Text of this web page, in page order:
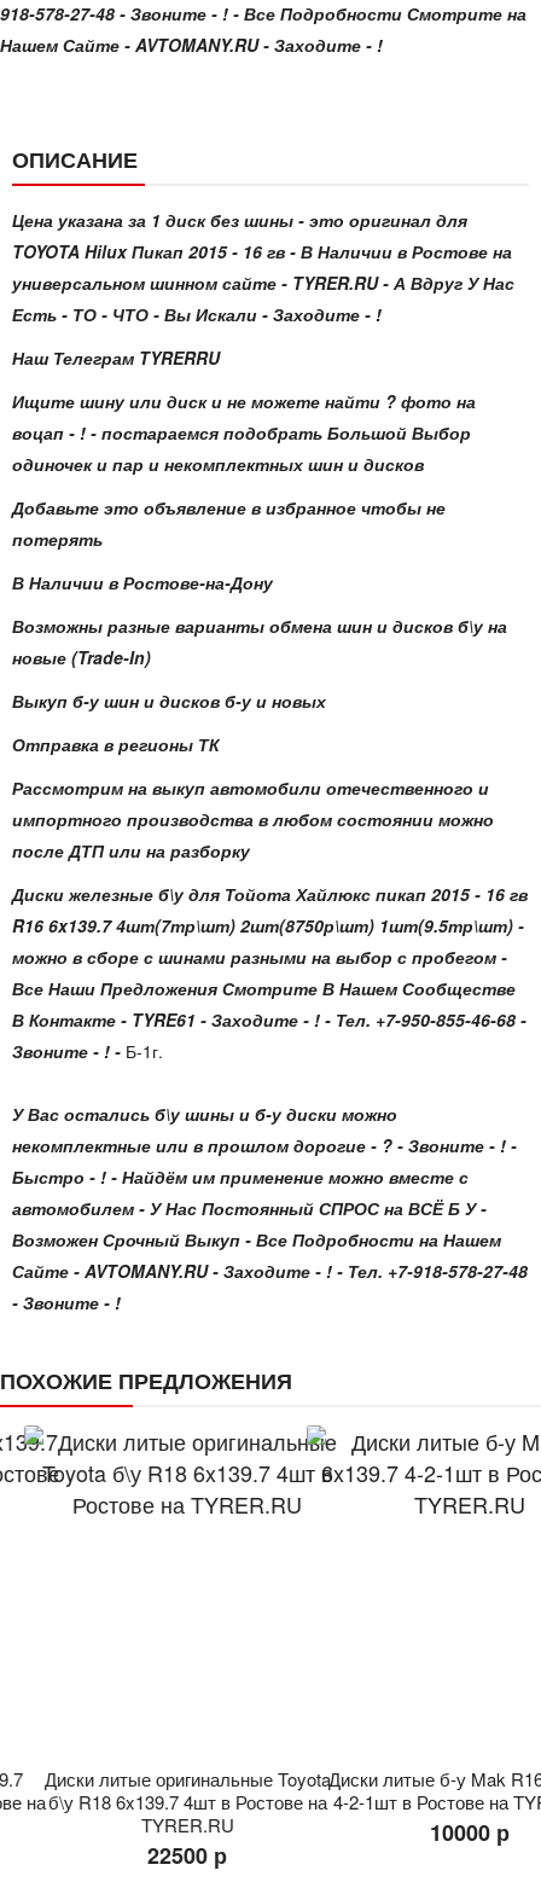
918-578-27-48 - Звоните - ! - Все Подробности Смотрите на
Нашем Сайте - AVTOMANY.RU - Заходите - !
ОПИСАНИЕ
Цена указана за 1 диск без шины - это оригинал для
TOYOTA Hilux Пикап 2015 - 16 гв - В Наличии в Ростове на
универсальном шинном сайте - TYRER.RU - А Вдруг У Нас
Есть - ТО - ЧТО - Вы Искали - Заходите - !
Наш Телеграм TYRERRU
Ищите шину или диск и не можете найти ? фото на
воцап - ! - постараемся подобрать Большой Выбор
одиночек и пар и некомплектных шин и дисков
Добавьте это объявление в избранное чтобы не
потерять
В Наличии в Ростове-на-Дону
Возможны разные варианты обмена шин и дисков б\у на
новые (Trade-In)
Выкуп б-у шин и дисков б-у и новых
Отправка в регионы ТК
Рассмотрим на выкуп автомобили отечественного и
импортного производства в любом состоянии можно
после ДТП или на разборку
Диски железные б\у для Тойота Хайлюкс пикап 2015 - 16 гв
R16 6x139.7 4шт(7тр\шт) 2шт(8750р\шт) 1шт(9.5тр\шт) -
можно в сборе с шинами разными на выбор с пробегом -
Все Наши Предложения Смотрите В Нашем Сообществе
В Контакте - TYRE61 - Заходите - ! - Тел. +7-950-855-46-68 -
Звоните - ! - Б-1г.
У Вас остались б\у шины и б-у диски можно
некомплектные или в прошлом дорогие - ? - Звоните - ! -
Быстро - ! - Найдём им применение можно вместе с
автомобилем - У Нас Постоянный СПРОС на ВСЁ Б У -
Возможен Срочный Выкуп - Все Подробности на Нашем
Сайте - AVTOMANY.RU - Заходите - ! - Тел. +7-918-578-27-48
- Звоните - !
ПОХОЖИЕ ПРЕДЛОЖЕНИЯ
литые оригинальные Toyota
R18 6x139.7 4шт в Ростове на
TYRER.RU
22500 р
Диски литые б-у Mak R16
4-2-1шт в Ростове на
10000 р